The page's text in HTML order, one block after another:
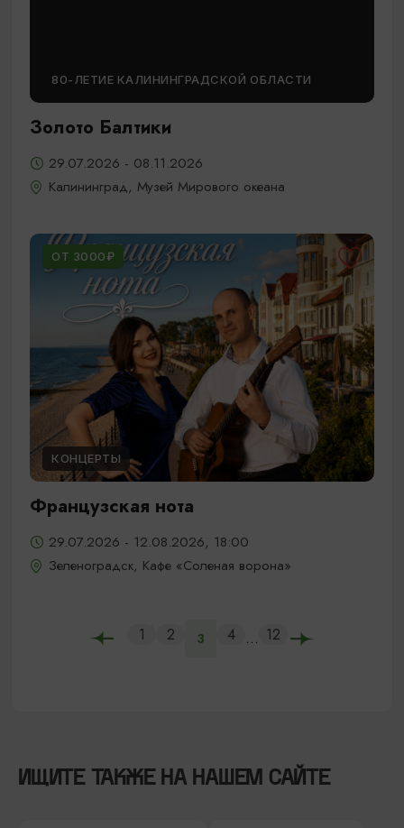
80-ЛЕТИЕ КАЛИНИНГРАДСКОЙ ОБЛАСТИ
Золото Балтики
29.07.2026 - 08.11.2026
Калининград, Музей Мирового океана
ОТ 3000₽
КОНЦЕРТЫ
Французская нота
29.07.2026 - 12.08.2026, 18:00
Зеленоградск, Кафе «Соленая ворона»
1 2 3 4 ... 12
ИЩИТЕ ТАКЖЕ НА НАШЕМ САЙТЕ